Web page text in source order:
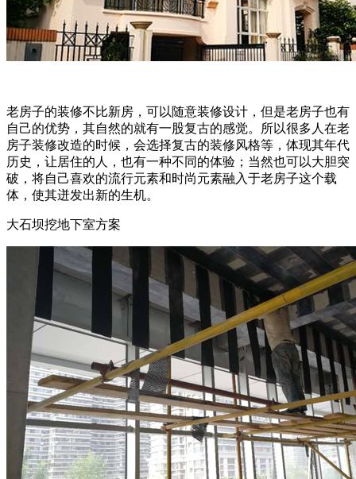
老房子的装修不比新房，可以随意装修设计，但是老房子也有
自己的优势，其自然的就有一股复古的感觉。所以很多人在老
房子装修改造的时候，会选择复古的装修风格等，体现其年代
历史，让居住的人，也有一种不同的体验；当然也可以大胆突
破，将自己喜欢的流行元素和时尚元素融入于老房子这个载
体，使其迸发出新的生机。
大石坝挖地下室方案